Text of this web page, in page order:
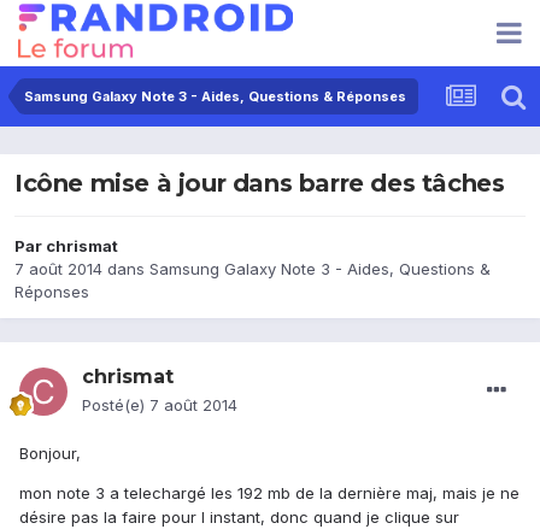
Samsung Galaxy Note 3 - Aides, Questions & Réponses
Icône mise à jour dans barre des tâches
Par chrismat
7 août 2014 dans Samsung Galaxy Note 3 - Aides, Questions &
Réponses
chrismat
Posté(e) 7 août 2014
Bonjour,
mon note 3 a telechargé les 192 mb de la dernière maj, mais je ne
désire pas la faire pour l instant, donc quand je clique sur